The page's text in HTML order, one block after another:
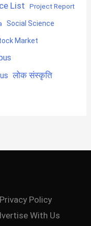
List Project Report
Social Science
Market
लोक संस्कृति
Privacy Policy
With Us